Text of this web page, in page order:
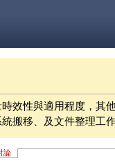
效性與適用程度，其
搬移、及文件整理工
論